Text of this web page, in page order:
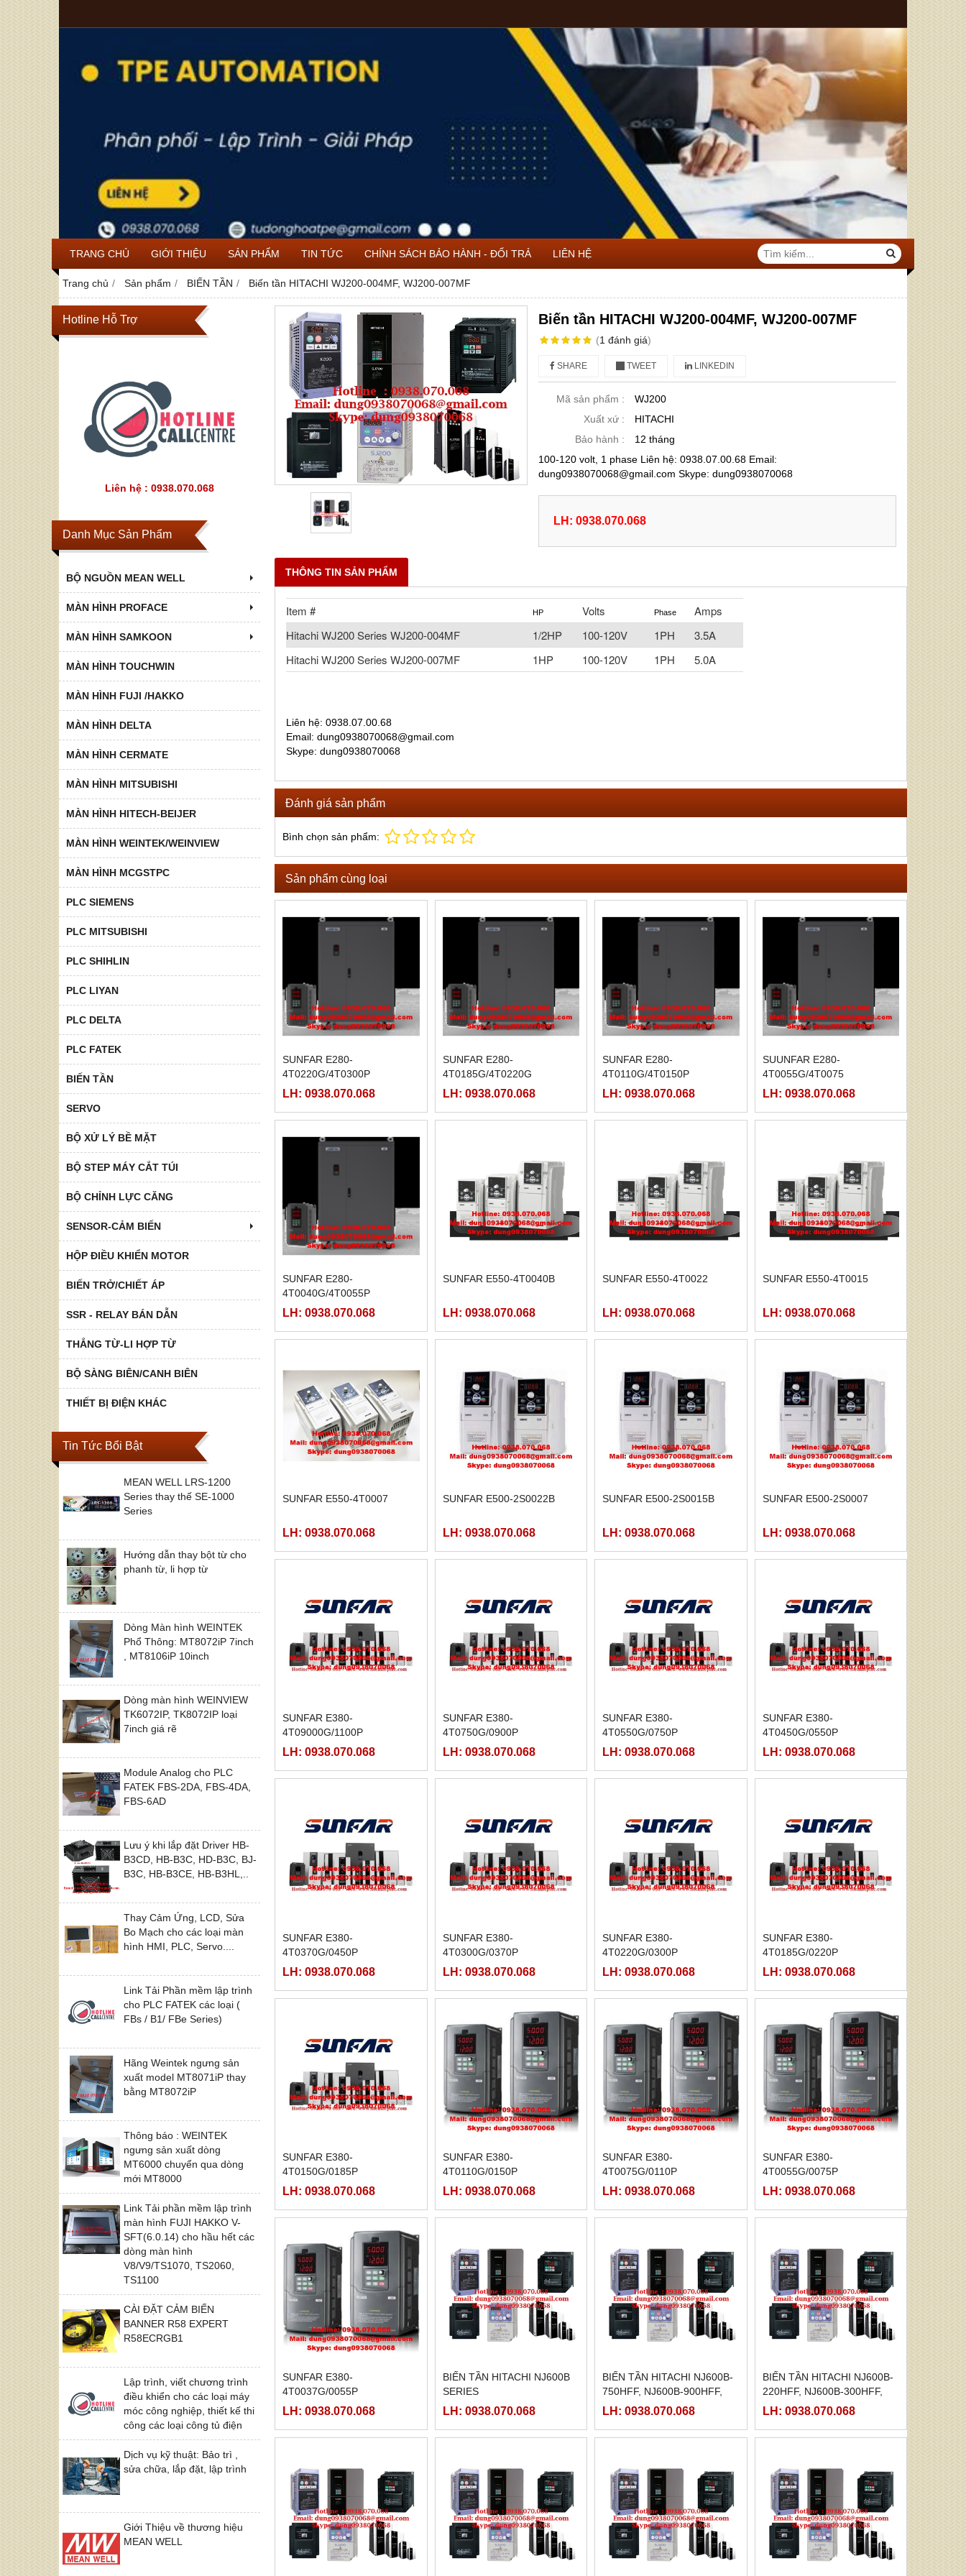
TRANG CHỦ GIỚI THIỆU SẢN PHẨM TIN TỨC CHÍNH SÁCH BẢO HÀNH - ĐỔI TRẢ LIÊN HỆ
Trang chủ Sản phẩm BIẾN TẦN Biến tần HITACHI WJ200-004MF, WJ200-007MF
Hotline Hỗ Trợ
Liên hệ : 0938.070.068
Danh Mục Sản Phẩm
BỘ NGUỒN MEAN WELL
MÀN HÌNH PROFACE
MÀN HÌNH SAMKOON
MÀN HÌNH TOUCHWIN
MÀN HÌNH FUJI /HAKKO
MÀN HÌNH DELTA
MÀN HÌNH CERMATE
MÀN HÌNH MITSUBISHI
MÀN HÌNH HITECH-BEIJER
MÀN HÌNH WEINTEK/WEINVIEW
MÀN HÌNH MCGSTPC
PLC SIEMENS
PLC MITSUBISHI
PLC SHIHLIN
PLC LIYAN
PLC DELTA
PLC FATEK
BIẾN TẦN
SERVO
BỘ XỬ LÝ BỀ MẶT
BỘ STEP MÁY CẮT TÚI
BỘ CHỈNH LỰC CĂNG
SENSOR-CẢM BIẾN
HỘP ĐIỀU KHIỂN MOTOR
BIẾN TRỞ/CHIẾT ÁP
SSR - RELAY BÁN DẪN
THẮNG TỪ-LI HỢP TỪ
BỘ SÀNG BIÊN/CANH BIÊN
THIẾT BỊ ĐIỆN KHÁC
Tin Tức Bổi Bật
MEAN WELL LRS-1200
Series thay thế SE-1000
Series
Hướng dẫn thay bột từ cho
phanh từ, li hợp từ
Dòng Màn hình WEINTEK
Phổ Thông: MT8072iP 7inch
, MT8106iP 10inch
Dòng màn hình WEINVIEW
TK6072IP, TK8072IP loại
7inch giá rẽ
Module Analog cho PLC
FATEK FBS-2DA, FBS-4DA,
FBS-6AD
Lưu ý khi lắp đặt Driver HB-
B3CD, HB-B3C, HD-B3C, BJ-
B3C, HB-B3CE, HB-B3HL,..
Thay Cảm Ứng, LCD, Sửa
Bo Mạch cho các loại màn
hình HMI, PLC, Servo....
Link Tải Phần mềm lập trình
cho PLC FATEK các loại (
FBs / B1/ FBe Series)
Hãng Weintek ngưng sản
xuất model MT8071iP thay
bằng MT8072iP
Thông báo : WEINTEK
ngưng sản xuất dòng
MT6000 chuyển qua dòng
mới MT8000
Link Tải phần mềm lập trình
màn hình FUJI HAKKO V-
SFT(6.0.14) cho hầu hết các
dòng màn hình
V8/V9/TS1070, TS2060,
TS1100
CÀI ĐẶT CẢM BIẾN
BANNER R58 EXPERT
R58ECRGB1
Lập trình, viết chương trình
điều khiển cho các loại máy
móc công nghiệp, thiết kế thi
công các loại công tủ điện
Dịch vụ kỹ thuật: Bảo trì ,
sửa chữa, lắp đặt, lập trình
Giới Thiệu về thương hiệu
MEAN WELL
Biến tần HITACHI WJ200-004MF, WJ200-007MF
(1 đánh giá)
SHARE TWEET LINKEDIN
Mã sản phẩm :
WJ200
Xuất xứ :
HITACHI
Bảo hành :
12 tháng
100-120 volt, 1 phase Liên hệ: 0938.07.00.68 Email:
dung0938070068@gmail.com Skype: dung0938070068
LH: 0938.070.068
THÔNG TIN SẢN PHẨM
Item # HP Volts Phase
Amps
Hitachi WJ200 Series WJ200-004MF
1/2HP 100-120V 1PH
3.5A
Hitachi WJ200 Series WJ200-007MF
1HP 100-120V 1PH 5.0A
Liên hệ: 0938.07.00.68
Email: dung0938070068@gmail.com
Skype: dung0938070068
Đánh giá sản phẩm
Bình chọn sản phẩm:
Sản phẩm cùng loại
SUNFAR E280-
4T0220G/4T0300P
LH: 0938.070.068
SUNFAR E280-
4T0185G/4T0220G
LH: 0938.070.068
SUNFAR E280-
4T0110G/4T0150P
LH: 0938.070.068
SUUNFAR E280-
4T0055G/4T0075
LH: 0938.070.068
SUNFAR E280-
4T0040G/4T0055P
LH: 0938.070.068
SUNFAR E550-4T0040B
LH: 0938.070.068
SUNFAR E550-4T0022
LH: 0938.070.068
SUNFAR E550-4T0015
LH: 0938.070.068
SUNFAR E550-4T0007
LH: 0938.070.068
SUNFAR E500-2S0022B
LH: 0938.070.068
SUNFAR E500-2S0015B
LH: 0938.070.068
SUNFAR E500-2S0007
LH: 0938.070.068
SUNFAR E380-
4T09000G/1100P
LH: 0938.070.068
SUNFAR E380-
4T0750G/0900P
LH: 0938.070.068
SUNFAR E380-
4T0550G/0750P
LH: 0938.070.068
SUNFAR E380-
4T0450G/0550P
LH: 0938.070.068
SUNFAR E380-
4T0370G/0450P
LH: 0938.070.068
SUNFAR E380-
4T0300G/0370P
LH: 0938.070.068
SUNFAR E380-
4T0220G/0300P
LH: 0938.070.068
SUNFAR E380-
4T0185G/0220P
LH: 0938.070.068
SUNFAR E380-
4T0150G/0185P
LH: 0938.070.068
SUNFAR E380-
4T0110G/0150P
LH: 0938.070.068
SUNFAR E380-
4T0075G/0110P
LH: 0938.070.068
SUNFAR E380-
4T0055G/0075P
LH: 0938.070.068
SUNFAR E380-
4T0037G/0055P
LH: 0938.070.068
BIẾN TẦN HITACHI NJ600B
SERIES
LH: 0938.070.068
BIẾN TẦN HITACHI NJ600B-
750HFF, NJ600B-900HFF,
NJ600B-1100HFF, NJ600B-
LH: 0938.070.068
BIẾN TẦN HITACHI NJ600B-
220HFF, NJ600B-300HFF,
NJ600B-370HFF, NJ600B-
LH: 0938.070.068